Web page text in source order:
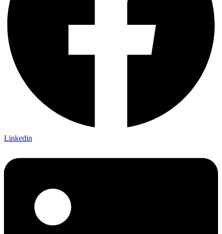
Linkedin